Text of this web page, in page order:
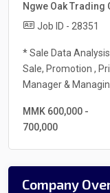
Ngwe Oak Trading
Job ID - 28351
* Sale Data
Sale, Promotion ,
Manager &
MMK 600,000 -
700,000
Company